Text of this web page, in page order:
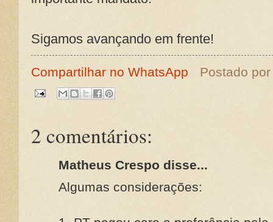
Sigamos avançando em frente!
Compartilhar no WhatsApp Postado
2 comentários:
Matheus Crespo disse...
Algumas considerações: